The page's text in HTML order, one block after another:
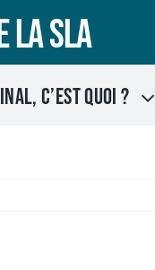
SLA
c’est quoi ?